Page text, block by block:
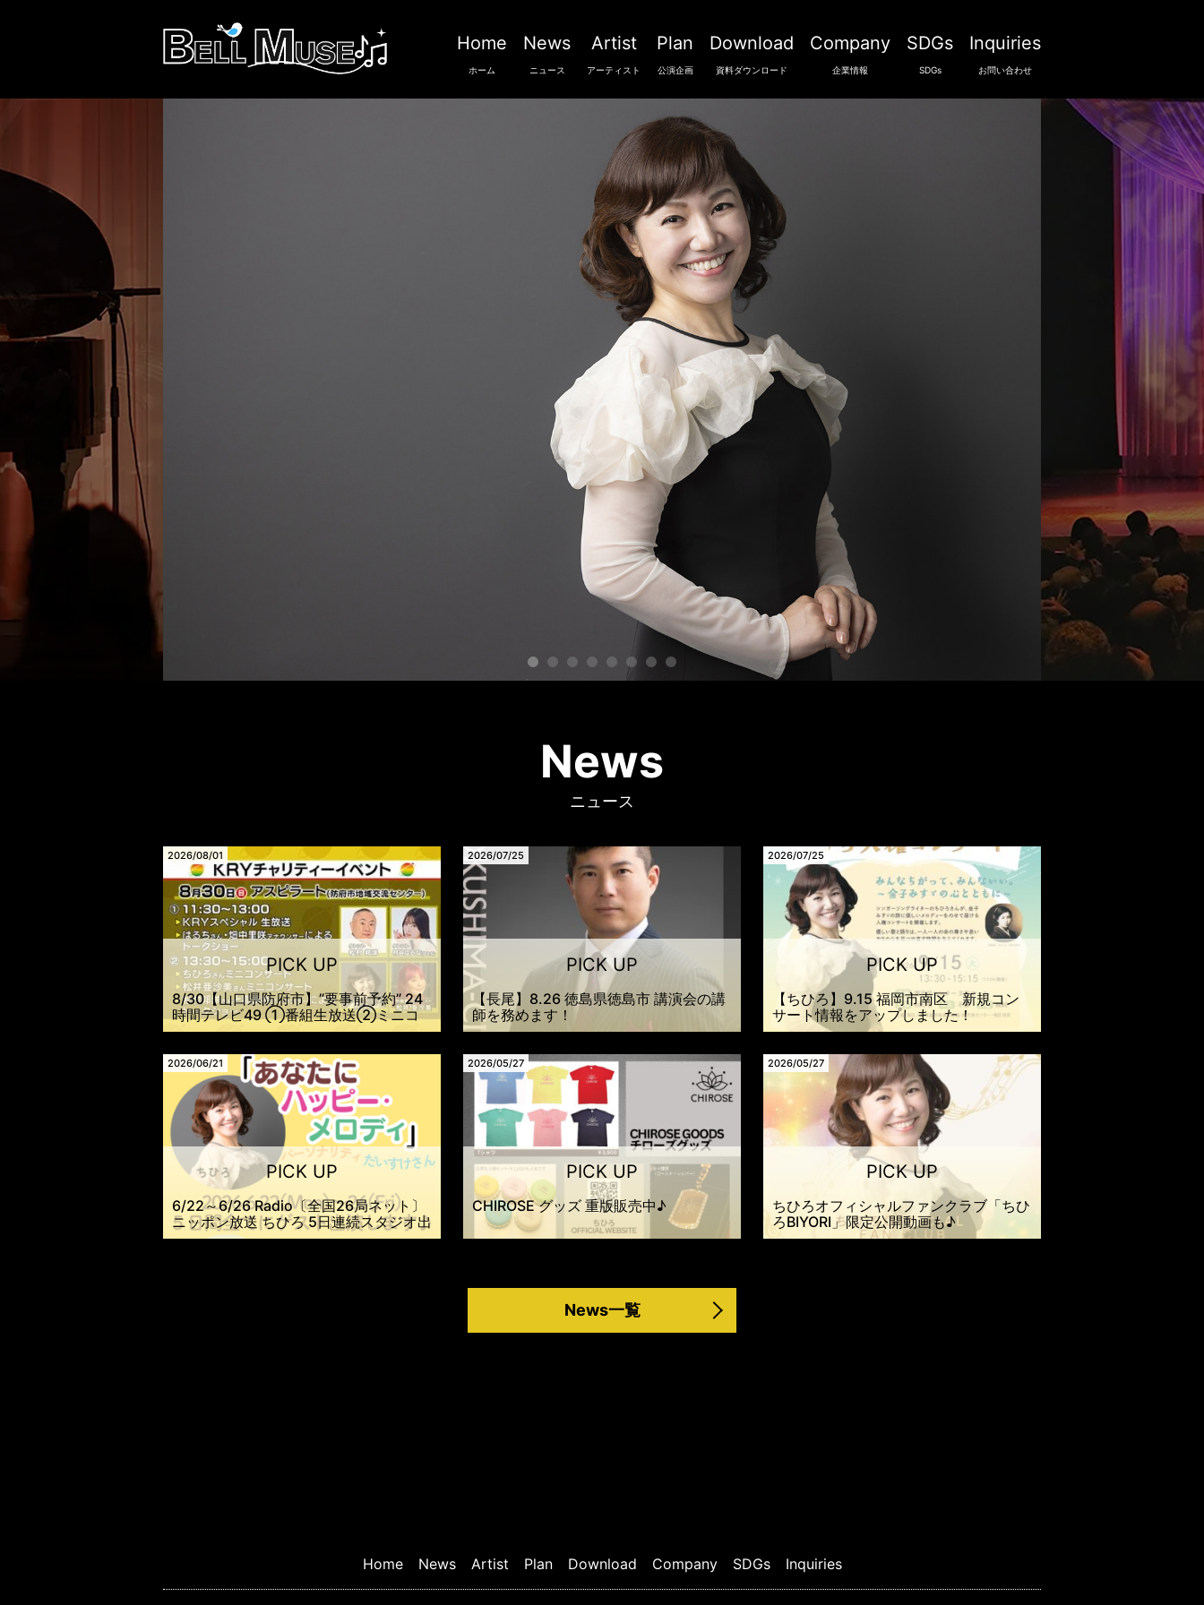
Home
ホーム
News
ニュース
Artist
アーティスト
Plan
公演企画
Download
資料ダウンロード
Company
企業情報
SDGs
SDGs
Inquiries
お問い合わせ
News
ニュース
8/30【山口県防府市】”要事前予約” 24
時間テレビ49 ①番組生放送②ミニコ
ンサート・トークショー観覧者募集！
2026/08/01
【長尾】8.26 徳島県徳島市 講演会の講
師を務めます！
2026/07/25
【ちひろ】9.15 福岡市南区 新規コン
サート情報をアップしました！
2026/07/25
6/22～6/26 Radio〔全国26局ネット〕
ニッポン放送 ちひろ 5日連続スタジオ出
演！
2026/06/21
CHIROSE グッズ 重版販売中♪
2026/05/27
ちひろオフィシャルファンクラブ「ちひ
ろBIYORI」限定公開動画も♪
2026/05/27
News一覧
Home News Artist Plan Download Company SDGs Inquiries